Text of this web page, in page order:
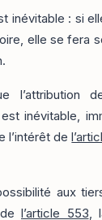
inévitable : si
elle se fera
l’attribution
inévitable,
l’intérêt de
aux
l’article 553,